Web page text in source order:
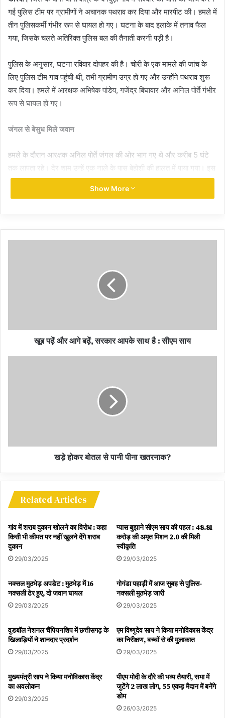
गई पुलिस टीम पर ग्रामीणों ने अचानक पथराव कर दिया और मारपीट की। हमले में
तीन पुलिसकर्मी गंभीर रूप से घायल हो गए। घटना के बाद इलाके में तनाव फैल
गया, जिसके चलते अतिरिक्त पुलिस बल की तैनाती करनी पड़ी है।
पुलिस के अनुसार, घटना रविवार दोपहर की है। चोरी के एक मामले की जांच के
लिए पुलिस टीम गांव पहुंची थी, तभी ग्रामीण उग्र हो गए और उन्होंने पथराव शुरू
कर दिया। हमले में आरक्षक अभिषेक पांडेय, गजेंद्र बिघावार और अनिल पोर्ते गंभीर
रूप से घायल हो गए।
जंगल से बेसुध मिले जवान
हमले के दौरान आरक्षक अनिल पोर्ते जंगल की ओर भाग गए थे और करीब 5 घंटे
तक लापता रहे। देर शाम उन्हें एक नाले के पास बेहोशी की हालत में पाया गया। इस
घटना से पुलिस विभाग में हड़कंप मच गया। सूचना मिलते ही एसपी सिद्धार्थ तिवारी
खुद मौके पर पहुंचे और सर्च ऑपरेशन शुरू कराया।
गिरफ्तार कर लिया है। इनके खिलाफ पुलिस बल पर हमला, पथराव और शासकीय
कार्य में बाधा जैसे गंभीर धाराओं में केस दर्ज किया गया है।
बगबुड़ा गांव में पुलिस और प्रशासनिक टीमों पर हमले की यह कोई पहली घटना नहीं
इलाके में फिलहाल अतिरिक्त पुलिस बल की तैनाती कर दी गई है, ताकि किसी भी
तरह की अप्रिय स्थिति को रोका जा सके।
Show More
खूब पढ़ें और आगे बढ़ें, सरकार आपके साथ है : सीएम साय
खड़े होकर बोतल से पानी पीना खतरनाक?
Related Articles
गांव में शराब दुकान खोलने का विरोध : कहा
किसी भी कीमत पर नहीं खुलने देंगे शराब
दुकान
29/03/2025
प्यास बुझाने सीएम साय की पहल : 48.81
करोड़ की अमृत मिशन 2.0 की मिली
स्वीकृति
29/03/2025
नक्सल मुठभेड़ अपडेट : मुठभेड़ में 16
नक्सली ढेर हुए, दो जवान घायल
29/03/2025
गोगंडा पहाड़ी में आज सुबह से पुलिस-
नक्सली मुठभेड़ जारी
29/03/2025
वुडबॉल नेशनल चैंपियनशिप में छत्तीसगढ़ के
खिलाड़ियों ने शानदार प्रदर्शन
29/03/2025
एम विष्णुदेव साय ने किया मनोविकास केंद्र
का निरीक्षण, बच्चों से की मुलाकात
29/03/2025
मुख्यमंत्री साय ने किया मनोविकास केंद्र
का अवलोकन
29/03/2025
पीएम मोदी के दौरे की भव्य तैयारी, सभा में
जुटेंगे 2 लाख लोग, 55 एकड़ मैदान में बनेंगे
डोम
26/03/2025